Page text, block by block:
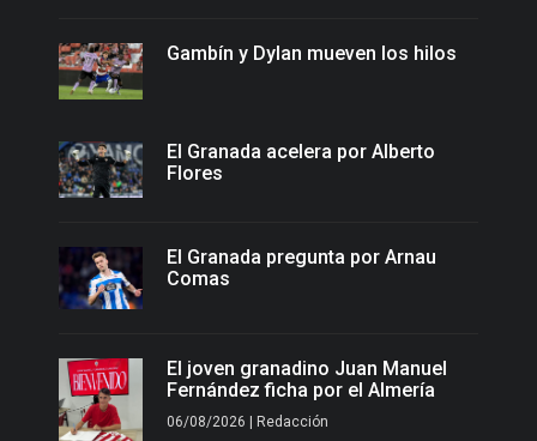
Gambín y Dylan mueven los hilos
El Granada acelera por Alberto
Flores
El Granada pregunta por Arnau
Comas
El joven granadino Juan Manuel
Fernández ficha por el Almería
06/08/2026 | Redacción